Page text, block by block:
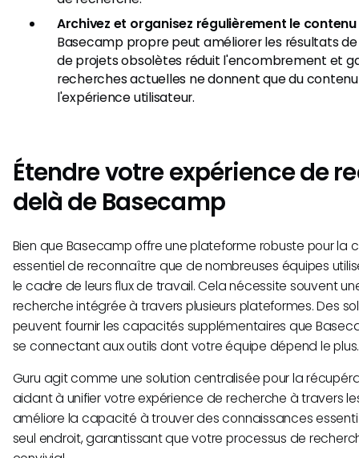
Archivez et organisez régulièrement le contenu
Basecamp propre peut améliorer les résultats
de projets obsolètes réduit l'encombrement et
recherches actuelles ne donnent que du
l'expérience utilisateur.
Étendre votre expérience de
delà de Basecamp
Bien que Basecamp offre une plateforme robuste pour la
essentiel de reconnaître que de nombreuses équipes
le cadre de leurs flux de travail. Cela nécessite souvent
recherche intégrée à travers plusieurs plateformes. Des
peuvent fournir les capacités supplémentaires que
se connectant aux outils dont votre équipe dépend le plus.
Guru agit comme une solution centralisée pour la
aidant à unifier votre expérience de recherche à travers
améliore la capacité à trouver des connaissances
seul endroit, garantissant que votre processus de